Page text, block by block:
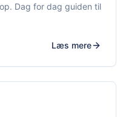
Dag for dag guiden til
Læs mere